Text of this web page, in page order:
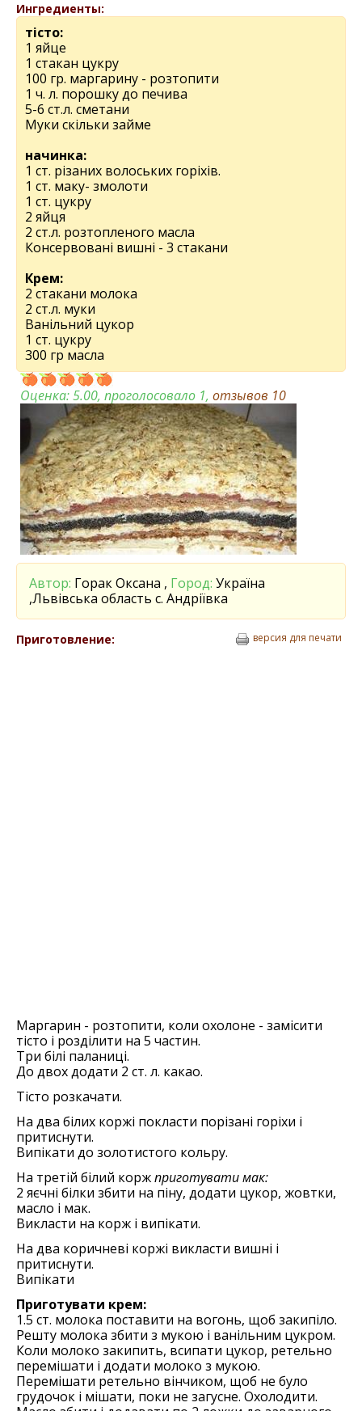
Ингредиенты:
тісто:
1 яйце
1 стакан цукру
100 гр. маргарину - розтопити
1 ч. л. порошку до печива
5-6 ст.л. сметани
Муки скільки займе
начинка:
1 ст. різаних волоських горіхів.
1 ст. маку- змолоти
1 ст. цукру
2 яйця
2 ст.л. розтопленого масла
Консервовані вишні - 3 стакани
Крем:
2 стакани молока
2 ст.л. муки
Ванільний цукор
1 ст. цукру
300 гр масла
Оценка:5.00, проголосовало 1, отзывов 10
Автор: Горак Оксана , Город: Україна
,Львівська область с. Андріївка
Приготовление: версия для печати
Маргарин - розтопити, коли охолоне - замісити
тісто і розділити на 5 частин.
Три білі паланиці.
До двох додати 2 ст. л. какао.
Тісто розкачати.
На два білих коржі покласти порізані горіхи і
притиснути.
Випікати до золотистого кольру.
На третій білий коржприготувати мак:
2 яєчні білки збити на піну, додати цукор, жовтки,
масло і мак.
Викласти на корж і випікати.
На два коричневі коржі викласти вишні і
притиснути.
Випікати
Приготувати крем:
1.5 ст. молока поставити на вогонь, щоб закипіло.
Решту молока збити з мукою і ванільним цукром.
Коли молоко закипить, всипати цукор, ретельно
перемішати і додати молоко з мукою.
Перемішати ретельно вінчиком, щоб не було
грудочок і мішати, поки не загусне. Охолодити.